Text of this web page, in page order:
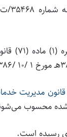
وزیران عضو
قانون مدیریت
شده محسوب